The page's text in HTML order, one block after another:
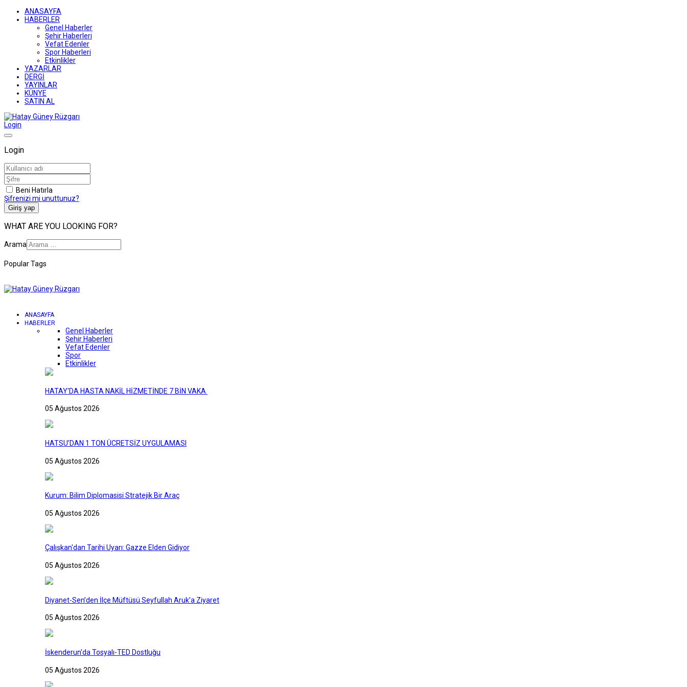
ANASAYFA
HABERLER
Genel Haberler
Şehir Haberleri
Vefat Edenler
Spor Haberleri
Etkinlikler
YAZARLAR
DERGİ
YAYINLAR
KÜNYE
SATIN AL
Login
Login
Beni Hatırla
Şifrenizi mi unuttunuz?
Giriş yap
WHAT ARE YOU LOOKING FOR?
Arama
Popular Tags
ANASAYFA
HABERLER
Genel Haberler
Şehir Haberleri
Vefat Edenler
Spor
Etkinlikler
HATAY'DA HASTA NAKİL HİZMETİNDE 7 BİN VAKA
05 Ağustos 2026
HATSU’DAN 1 TON ÜCRETSİZ UYGULAMASI
05 Ağustos 2026
Kurum: Bilim Diplomasisi Stratejik Bir Araç
05 Ağustos 2026
Çalışkan'dan Tarihi Uyarı: Gazze Elden Gidiyor
05 Ağustos 2026
Diyanet-Sen’den İlçe Müftüsü Seyfullah Aruk’a Ziyaret
05 Ağustos 2026
İskenderun'da Tosyalı-TED Dostluğu
05 Ağustos 2026